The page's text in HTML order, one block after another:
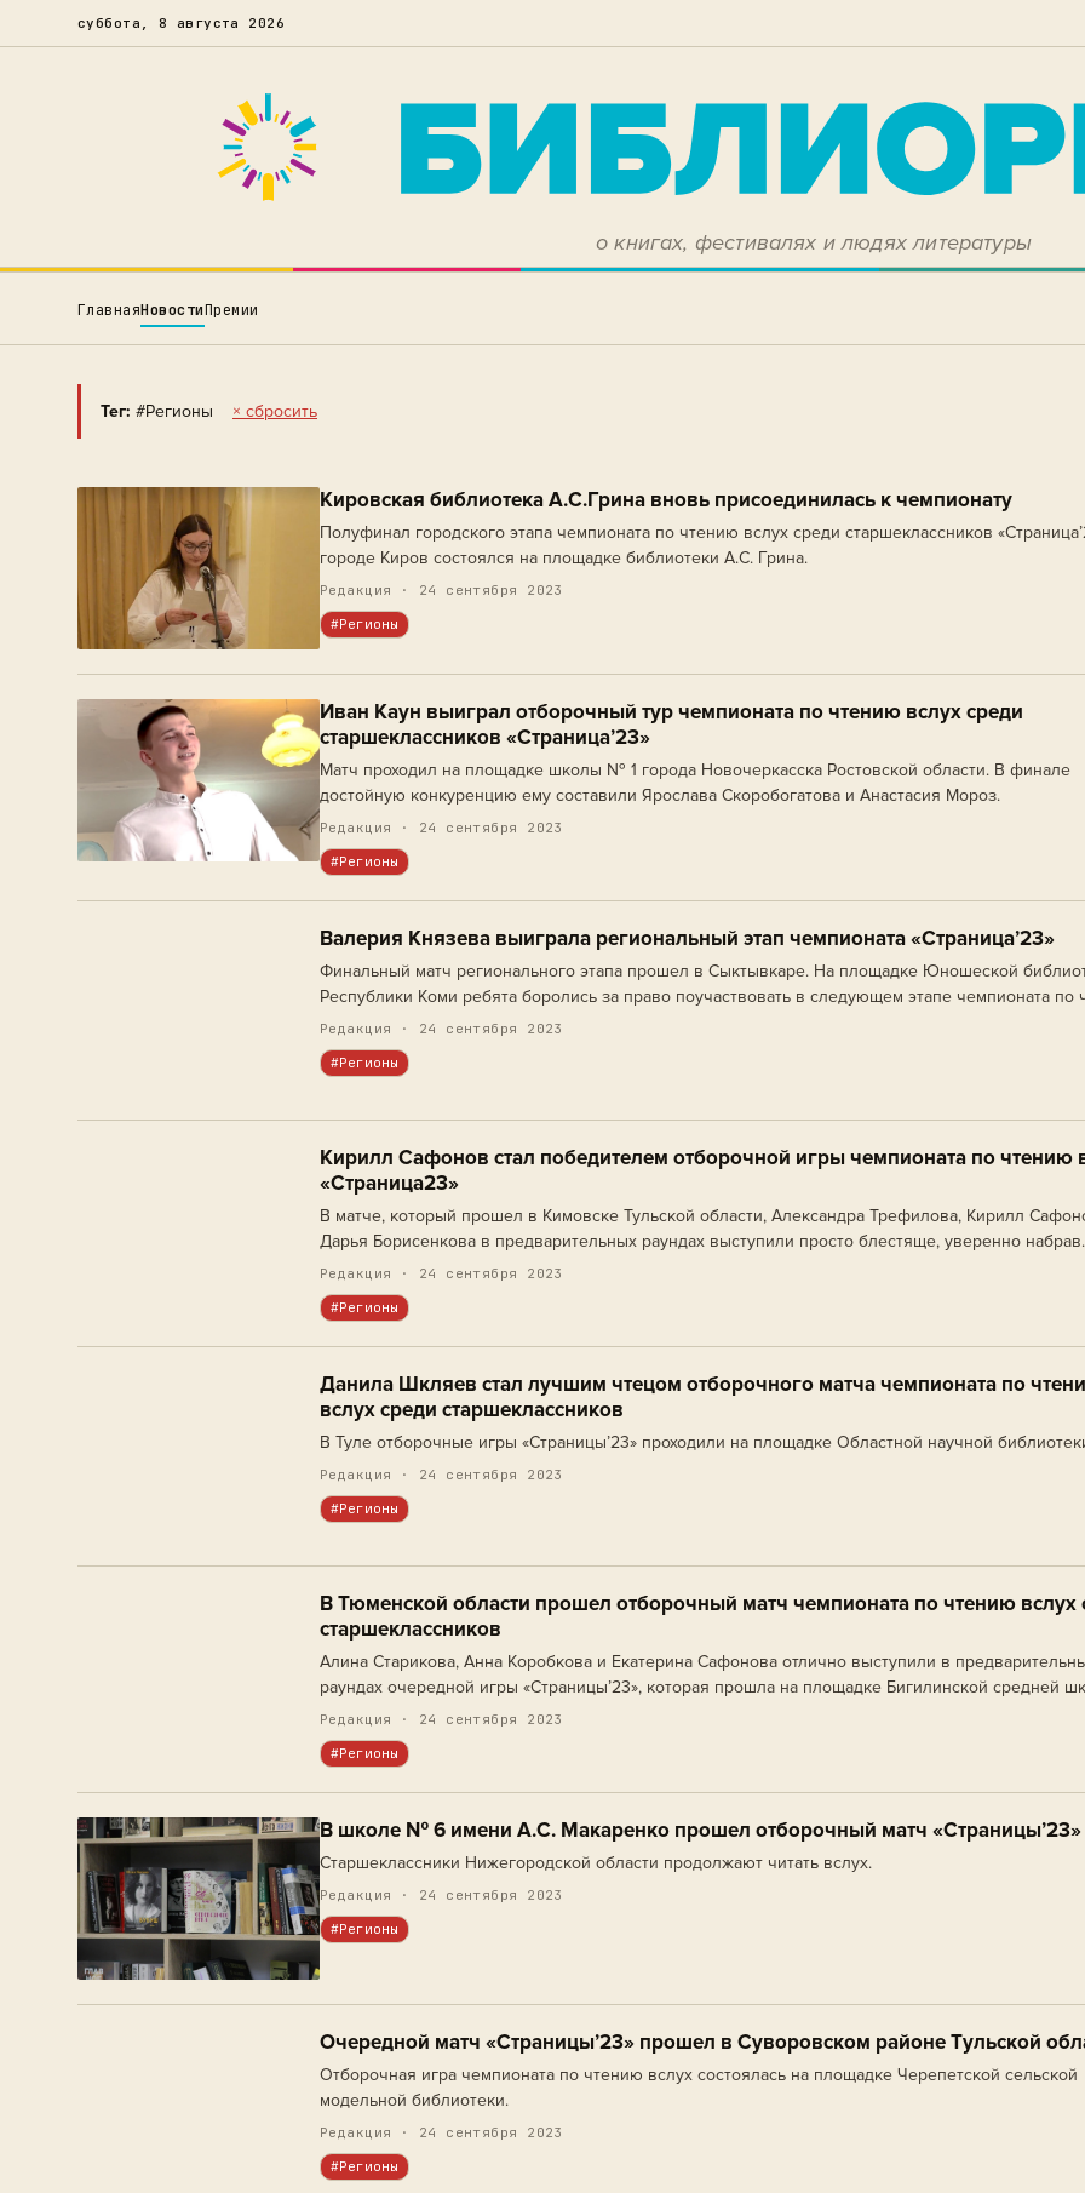
суббота, 8 августа 2026
о книгах, фестивалях и людях литературы
ГлавнаяНовостиПремии
Тег: #Регионы × сбросить
Кировская библиотека А.С.Грина вновь присоединилась к чемпионату
Полуфинал городского этапа чемпионата по чтению вслух среди старшеклассников
городе Киров состоялся на площадке библиотеки А.С. Грина.
Редакция · 24 сентября 2023
#Регионы
Иван Каун выиграл отборочный тур чемпионата по чтению вслух среди
старшеклассников «Страница’23»
Матч проходил на площадке школы № 1 города Новочеркасска Ростовской области. В финале
достойную конкуренцию ему составили Ярослава Скоробогатова и Анастасия Мороз.
Редакция · 24 сентября 2023
#Регионы
Валерия Князева выиграла региональный этап чемпионата «Страница’23»
Финальный матч регионального этапа прошел в Сыктывкаре. На площадке Юношеской
Республики Коми ребята боролись за право поучаствовать в следующем этапе чемпионата по
вслух.
Редакция · 24 сентября 2023
#Регионы
Кирилл Сафонов стал победителем отборочной игры чемпионата по чтению
«Страница23»
В матче, который прошел в Кимовске Тульской области, Александра Трефилова, Кирилл
Дарья Борисенкова в предварительных раундах выступили просто блестяще, уверенно набрав
максимально возможное количество баллов.
Редакция · 24 сентября 2023
#Регионы
Данила Шкляев стал лучшим чтецом отборочного матча чемпионата по
вслух среди старшеклассников
В Туле отборочные игры «Страницы’23» проходили на площадке Областной научной
Редакция · 24 сентября 2023
#Регионы
В Тюменской области прошел отборочный матч чемпионата по чтению вслух
старшеклассников
Алина Старикова, Анна Коробкова и Екатерина Сафонова отлично выступили в
раундах очередной игры «Страницы’23», которая прошла на площадке Бигилинской средней
города Заводоуковска.
Редакция · 24 сентября 2023
#Регионы
В школе № 6 имени А.С. Макаренко прошел отборочный матч «Страницы’23»
Старшеклассники Нижегородской области продолжают читать вслух.
Редакция · 24 сентября 2023
#Регионы
Очередной матч «Страницы’23» прошел в Суворовском районе Тульской
Отборочная игра чемпионата по чтению вслух состоялась на площадке Черепетской сельской
модельной библиотеки.
Редакция · 24 сентября 2023
#Регионы